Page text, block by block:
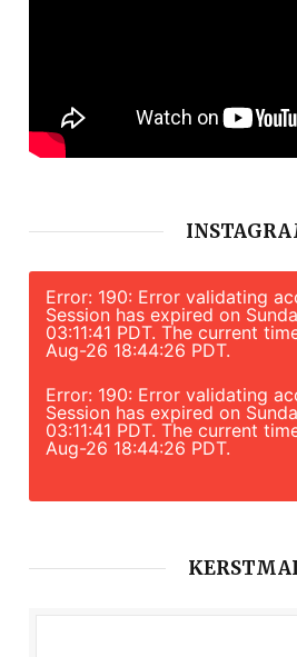
Error: 190: Error validating
Session has expired on
03:11:41 PDT. The current
Aug-26 18:44:26 PDT.
Error: 190: Error validating
Session has expired on
03:11:41 PDT. The current
Aug-26 18:44:26 PDT.